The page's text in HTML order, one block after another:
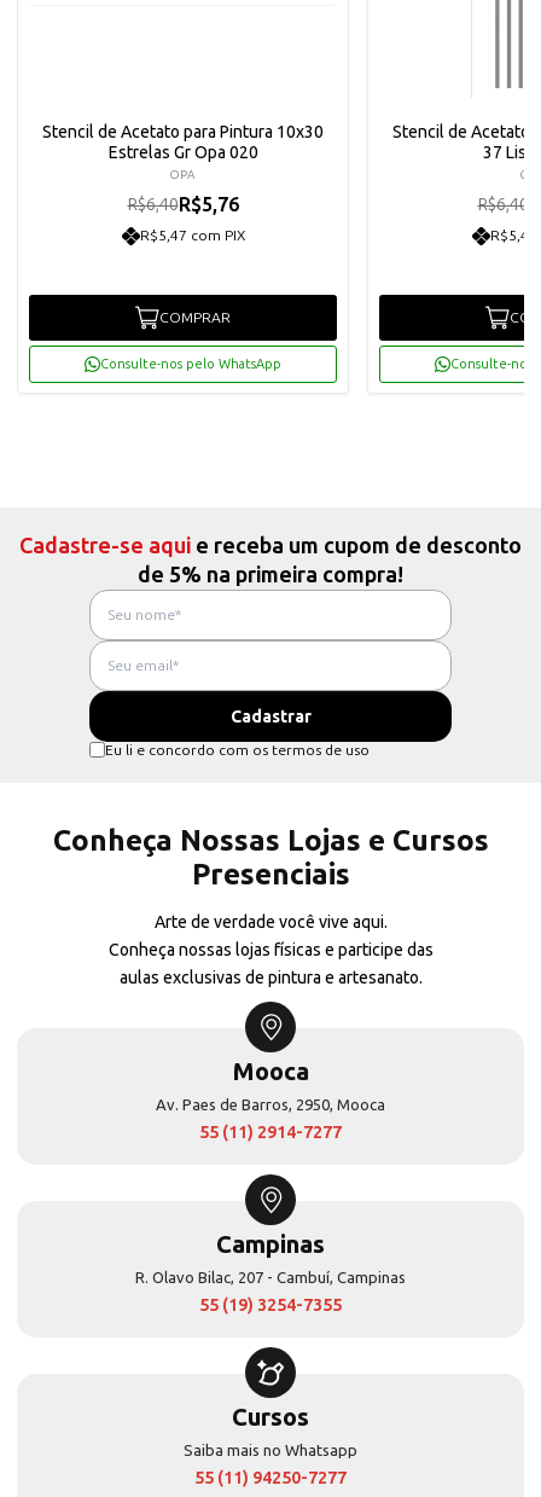
Stencil de Acetato para Pintura 10x30
Estrelas Gr Opa 020
OPA
R$6,40R$5,76
R$5,47 com PIX
COMPRAR
Consulte-nos pelo WhatsApp
Stencil de Acetato
37
R$6,40
R$5,47
Consulte-nos
Cadastre-se aqui e receba um cupom de desconto
de 5% na primeira compra!
Eu li e concordo com os termos de uso
Conheça Nossas Lojas e Cursos
Presenciais
Arte de verdade você vive aqui.
Conheça nossas lojas físicas e participe das
aulas exclusivas de pintura e artesanato.
Mooca
Av. Paes de Barros, 2950, Mooca
55 (11) 2914-7277
Campinas
R. Olavo Bilac, 207 - Cambuí, Campinas
55 (19) 3254-7355
Cursos
Saiba mais no Whatsapp
55 (11) 94250-7277